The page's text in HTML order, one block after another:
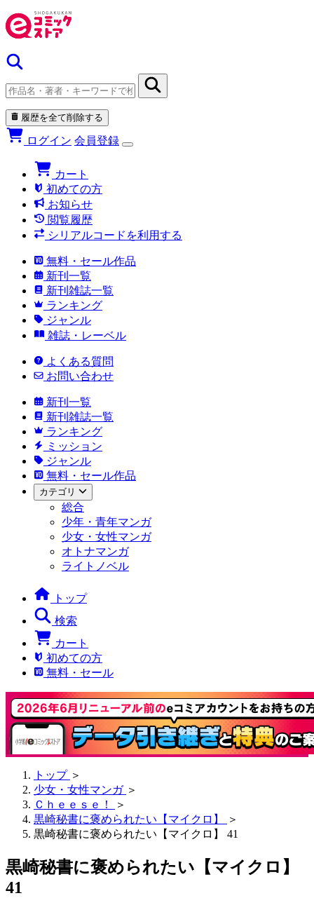
履歴を全て削除する
ログイン 会員登録
カート
初めての方
お知らせ
閲覧履歴
シリアルコードを利用する
無料・セール作品
新刊一覧
新刊雑誌一覧
ランキング
ジャンル
雑誌・レーベル
よくある質問
お問い合わせ
新刊一覧
新刊雑誌一覧
ランキング
ミッション
ジャンル
無料・セール作品
カテゴリ
総合
少年・青年マンガ
少女・女性マンガ
オトナマンガ
ライトノベル
トップ
検索
カート
初めての方
無料・セール
トップ ＞
少女・女性マンガ ＞
Ｃｈｅｅｓｅ！
＞
黒崎秘書に褒められたい【マイクロ】
＞
黒崎秘書に褒められたい【マイクロ】 41
黒崎秘書に褒められたい【マイクロ】
41